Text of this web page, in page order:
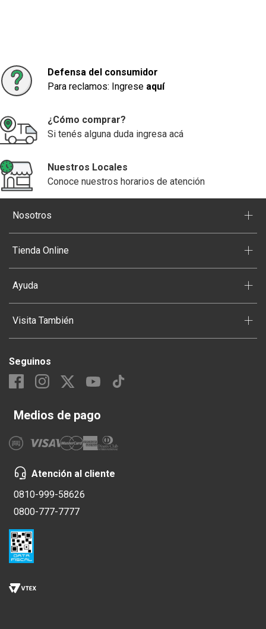
Defensa del consumidor
Para reclamos: Ingrese aquí
¿Cómo comprar?
Si tenés alguna duda ingresa acá
Nuestros Locales
Conoce nuestros horarios de atención
Nosotros +
Tienda Online +
Ayuda +
Visita También +
Seguinos
Medios de pago
Atención al cliente
0810-999-58626
0800-777-7777